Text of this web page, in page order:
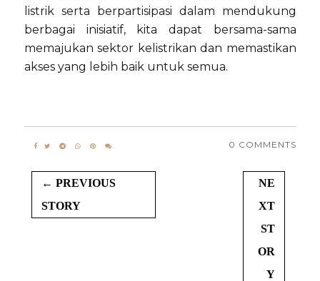
listrik serta berpartisipasi dalam mendukung
berbagai inisiatif, kita dapat bersama-sama
memajukan sektor kelistrikan dan memastikan
akses yang lebih baik untuk semua.
0 COMMENTS
← PREVIOUS
STORY
NE
XT
ST
OR
Y